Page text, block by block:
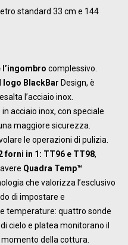
standard 33 cm e 144
complessivo.
logo BlackBar Design, è
l’acciaio inox.
in acciaio inox, con speciale
maggiore sicurezza.
le operazioni di pulizia.
forni in 1: TT96 e TT98,
Quadra Temp™
che valorizza l’esclusivo
di impostare e
temperature: quattro sonde
cielo e platea monitorano il
della cottura.